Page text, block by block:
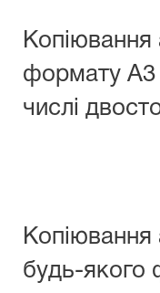
Копіювання
формату А3
числі
Копіювання
будь-якого